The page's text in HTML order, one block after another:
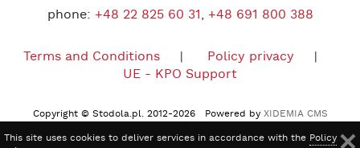
phone: +48 22 825 60 31, +48 691 800 388
Terms and Conditions
Policy privacy
UE - KPO Support
Copyright © Stodola.pl. 2012-2026 Powered by XIDEMIA CMS
This site uses cookies to deliver services in accordance with the Policy